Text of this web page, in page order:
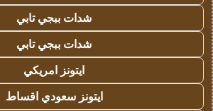
شدات ببجي تابي
شدات ببجي تابي
ايتونز امريكي
ايتونز سعودي اقساط